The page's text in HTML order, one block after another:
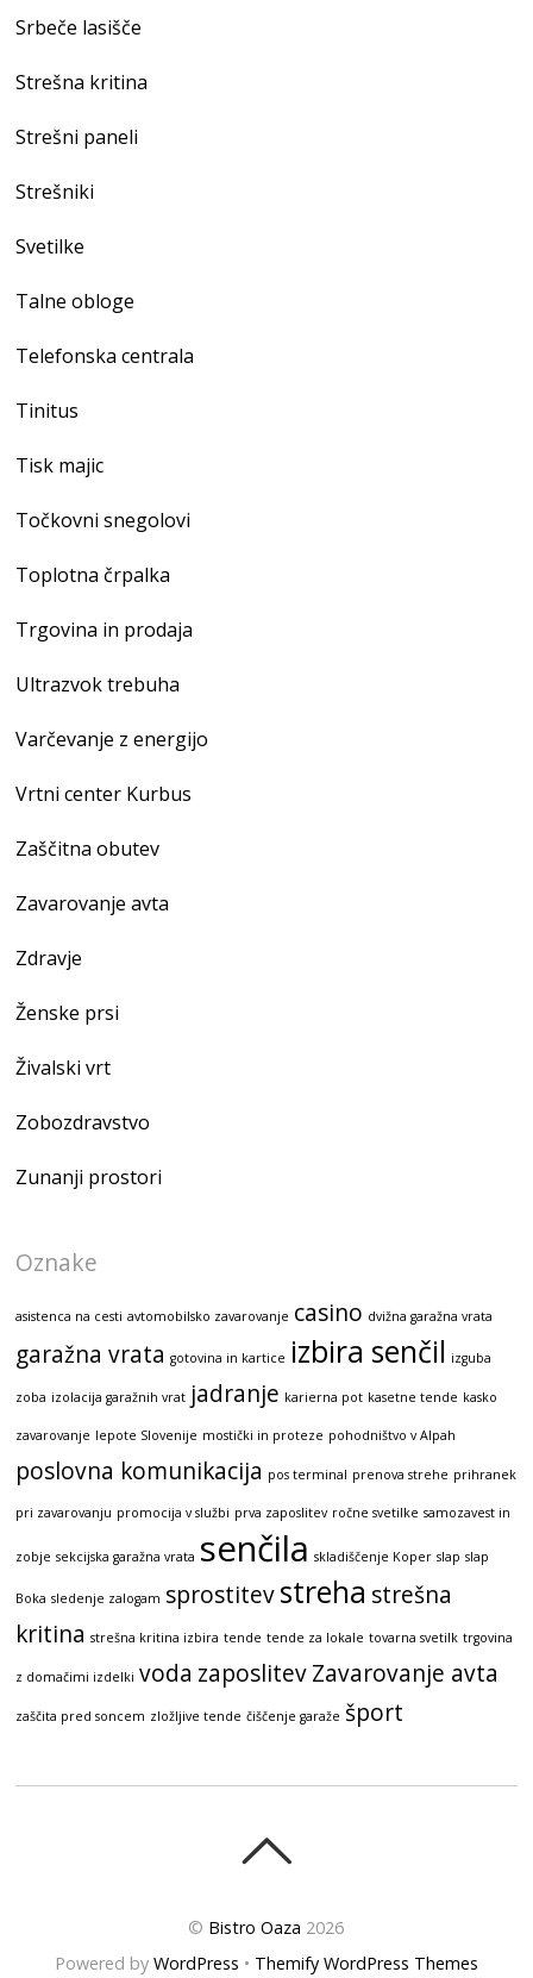
Srbeče lasišče
Strešna kritina
Strešni paneli
Strešniki
Svetilke
Talne obloge
Telefonska centrala
Tinitus
Tisk majic
Točkovni snegolovi
Toplotna črpalka
Trgovina in prodaja
Ultrazvok trebuha
Varčevanje z energijo
Vrtni center Kurbus
Zaščitna obutev
Zavarovanje avta
Zdravje
Ženske prsi
Živalski vrt
Zobozdravstvo
Zunanji prostori
Oznake
asistenca na cesti avtomobilsko zavarovanje casino dvižna garažna vrata
garažna vrata gotovina in kartice izbira senčil izguba
zoba izolacija garažnih vrat jadranje karierna pot kasetne tende kasko
zavarovanje lepote Slovenije mostički in proteze pohodništvo v Alpah
poslovna komunikacija pos terminal prenova strehe prihranek
pri zavarovanju promocija v službi prva zaposlitev ročne svetilke samozavest in
zobje sekcijska garažna vrata senčila skladiščenje Koper slap slap
Boka sledenje zalogam sprostitevstreha strešna
kritina strešna kritina izbira tende tende za lokale tovarna svetilk trgovina
z domačimi izdelki voda zaposlitevZavarovanje avta
zaščita pred soncem zložljive tende čiščenje garaže šport
© Bistro Oaza 2026
Powered by WordPress • Themify WordPress Themes